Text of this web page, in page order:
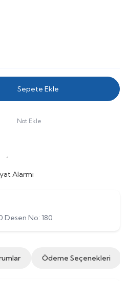
Sepete Ekle
Not Ekle
Alarmı
Desen No: 180
Ödeme Seçenekleri